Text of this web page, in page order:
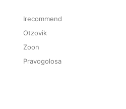
Irecommend
Otzovik
Zoon
Pravogolosa